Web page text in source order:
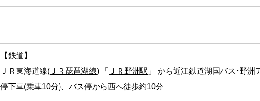
【鉄道】
ＪＲ東海道線( ＪＲ琵琶湖線) 「 ＪＲ野洲駅 」 から近江鉄道湖国バス･野
停下車(乗車10分)、バス停から西へ徒歩約10分